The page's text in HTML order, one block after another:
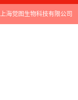
上海觉图生物科技有限公司